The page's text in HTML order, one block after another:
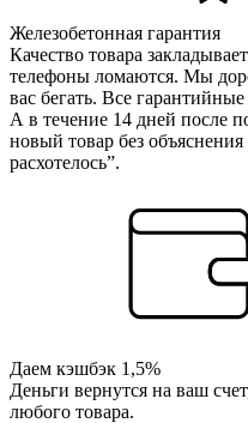
Железобетонная гарантия
Качество товара
телефоны ломаются. Мы
вас бегать. Все
А в течение 14 дней после
новый товар без
расхотелось”.
Даем кэшбэк 1,5%
Деньги вернутся на ваш
любого товара.